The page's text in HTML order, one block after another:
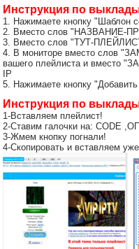
Инструкция по
1. Нажимаете кнопку "Шаблон
2. Вместо слов "НАЗВАНИЕ-
3. Вместо слов "ТУТ-
4. В мониторе вместо слов
вашего плейлиста и вместо
IP
5. Нажимаете кнопку "Добавить
Инструкция по
1-Вставляем плейлист!
2-Ставим галочки на:
3-Жмем кнопку погнали!
4-Скопировать и вставляем